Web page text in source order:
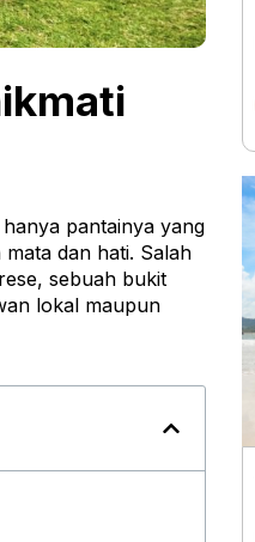
pantainya yang
dan hati. Salah
sebuah bukit
lokal maupun